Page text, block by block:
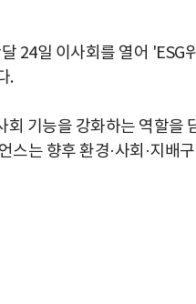
24일 이사회를 열어
.
기능을 강화하는 역할을
스는 향후 환경·사회·지배